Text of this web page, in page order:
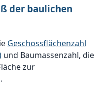
der baulichen
Geschossflächenzahl
und Baumassenzahl, die
zur